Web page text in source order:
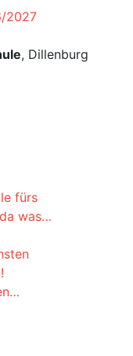
2027
, Dillenburg
fürs
was…